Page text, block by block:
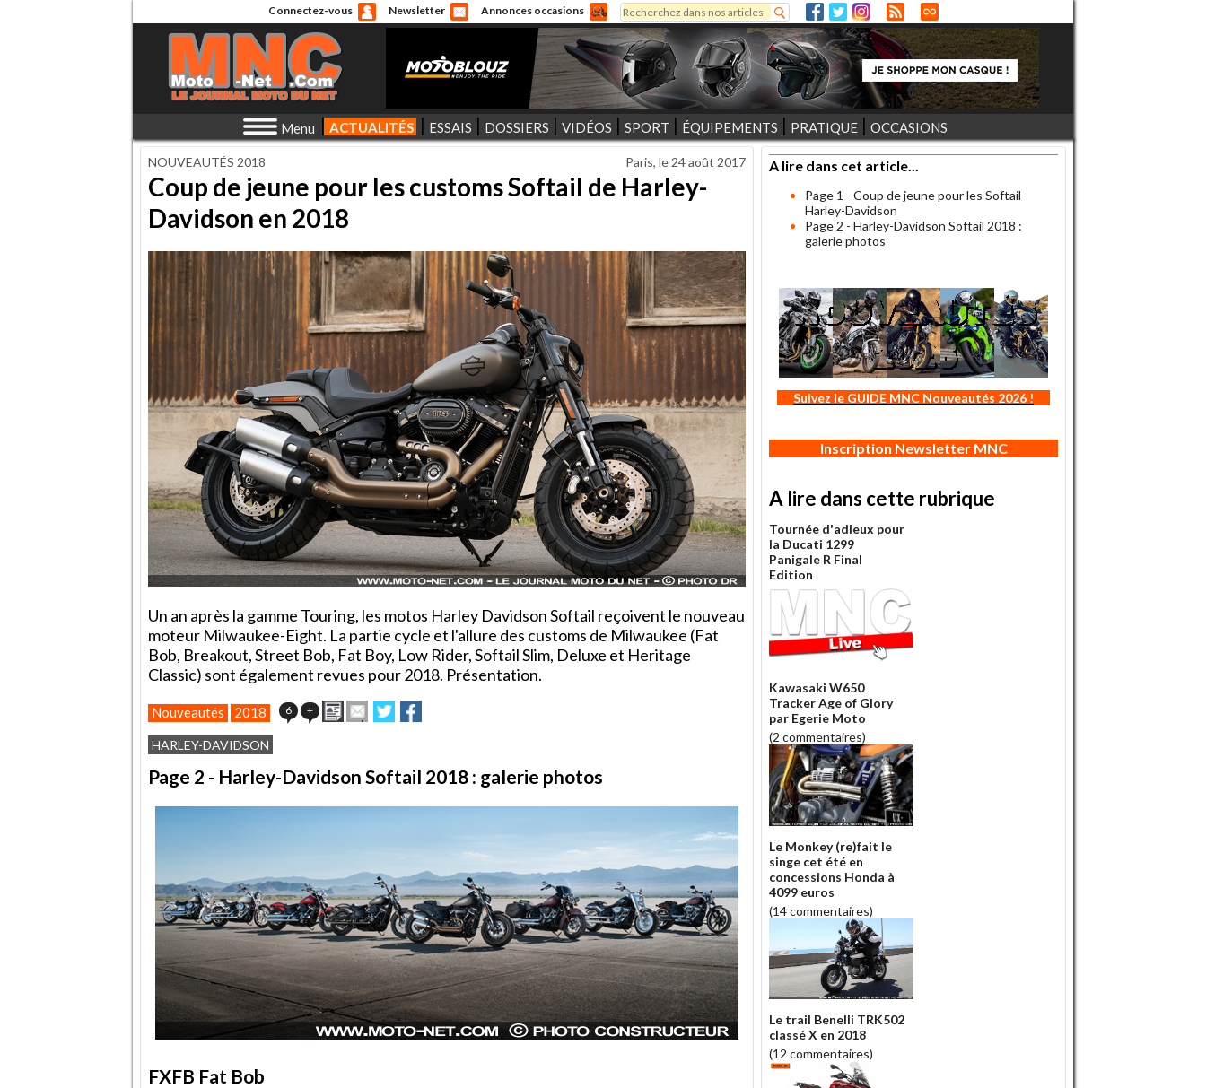
Connectez-vous Newsletter Annonces occasions
Formulaire de recherche
Rechercher
Menu ACTUALITÉS ESSAIS DOSSIERS VIDÉOS SPORT ÉQUIPEMENTS PRATIQUE OCCASIONS
NOUVEAUTÉS 2018 Paris, le 24 août 2017
Coup de jeune pour les customs Softail de Harley-
Davidson en 2018
Un an après la gamme Touring, les motos Harley Davidson Softail reçoivent le nouveau
moteur Milwaukee-Eight. La partie cycle et l'allure des customs de Milwaukee (Fat
Bob, Breakout, Street Bob, Fat Boy, Low Rider, Softail Slim, Deluxe et Heritage
Classic) sont également revues pour 2018. Présentation.
Nouveautés 2018 6 + ImprimerEnvoyer
cet
ami
Partager
sur
sur
HARLEY-DAVIDSON
Page 2 - Harley-Davidson Softail 2018 : galerie photos
FXFB Fat Bob
A lire dans cet article...
Page 1 - Coup de jeune pour les Softail
Harley-Davidson
Page 2 - Harley-Davidson Softail 2018 :
galerie photos
Suivez le GUIDE MNC Nouveautés 2026 !
Inscription Newsletter MNC
A lire dans cette rubrique
Tournée d'adieux pour
la Ducati 1299
Panigale R Final
Edition
Kawasaki W650
Tracker Age of Glory
par Egerie Moto
(2 commentaires)
Le Monkey (re)fait le
singe cet été en
concessions Honda à
4099 euros
(14 commentaires)
Le trail Benelli TRK502
classé X en 2018
(12 commentaires)